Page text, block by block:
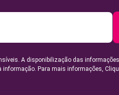
A disponibilização das
informação. Para mais informações,